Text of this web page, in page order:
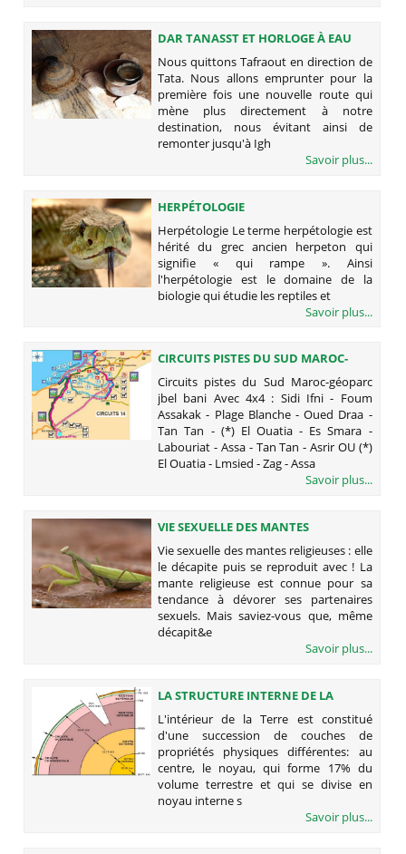
DAR TANASST ET HORLOGE À EAU
Nous quittons Tafraout en direction de
Tata. Nous allons emprunter pour la
première fois une nouvelle route qui
mène plus directement à notre
destination, nous évitant ainsi de
remonter jusqu'à Igh
Savoir plus...
HERPÉTOLOGIE
Herpétologie Le terme herpétologie est
hérité du grec ancien herpeton qui
signifie « qui rampe ». Ainsi
l'herpétologie est le domaine de la
biologie qui étudie les reptiles et
Savoir plus...
CIRCUITS PISTES DU SUD MAROC-
GÉOPARC JBEL BANI
Circuits pistes du Sud Maroc-géoparc
jbel bani Avec 4x4 : Sidi Ifni - Foum
Assakak - Plage Blanche - Oued Draa -
Tan Tan - (*) El Ouatia - Es Smara -
Labouriat - Assa - Tan Tan - Asrir OU (*)
El Ouatia - Lmsied - Zag - Assa
Savoir plus...
VIE SEXUELLE DES MANTES
RELIGIEUSES : ELLE LE DÉCAPITE PUIS
SE REPRODUIT AVEC !
Vie sexuelle des mantes religieuses : elle
le décapite puis se reproduit avec ! La
mante religieuse est connue pour sa
tendance à dévorer ses partenaires
sexuels. Mais saviez-vous que, même
décapit&e
Savoir plus...
LA STRUCTURE INTERNE DE LA
TERRE
L'intérieur de la Terre est constitué
d'une succession de couches de
propriétés physiques différentes: au
centre, le noyau, qui forme 17% du
volume terrestre et qui se divise en
noyau interne s
Savoir plus...